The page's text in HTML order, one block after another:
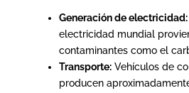
Generación de electricidad:
electricidad mundial
contaminantes como el
Transporte: Vehículos de
producen